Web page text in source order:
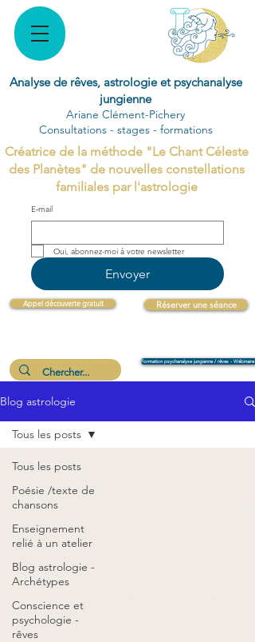
Analyse de rêves, astrologie et psychanalyse
jungienne
Ariane Clément-Pichery
Consultations - stages - formations
Créatrice de la méthode "Le Chant Céleste
des Planètes" de nouvelles constellations
familiales par l'astrologie
E‑mail
Envoyer
Appel découverte gratuit Réserver une séance
Formation psychanalyse jungienne / rêves - Wébinaire
Blog astrologie
Tous les posts
Poésie /texte de
chansons
Enseignement
relié à un atelier
Blog astrologie -
Archétypes
Conscience et
psychologie -
rêves
Tous les posts